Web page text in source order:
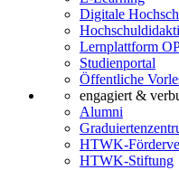
Digitale
Lernplattform
Studienportal
Öffentliche
engagiert &
Alumni
HTWK-
HTWK-Stiftung